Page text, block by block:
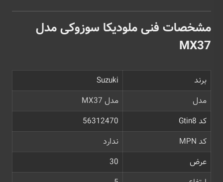
مشخصات فنی ملودیکا سوزوکی مدل
MX37
برند
Suzuki
مدل
مدل MX37
کد Gtin8
56312470
کد MPN
ندارد
عرض
30